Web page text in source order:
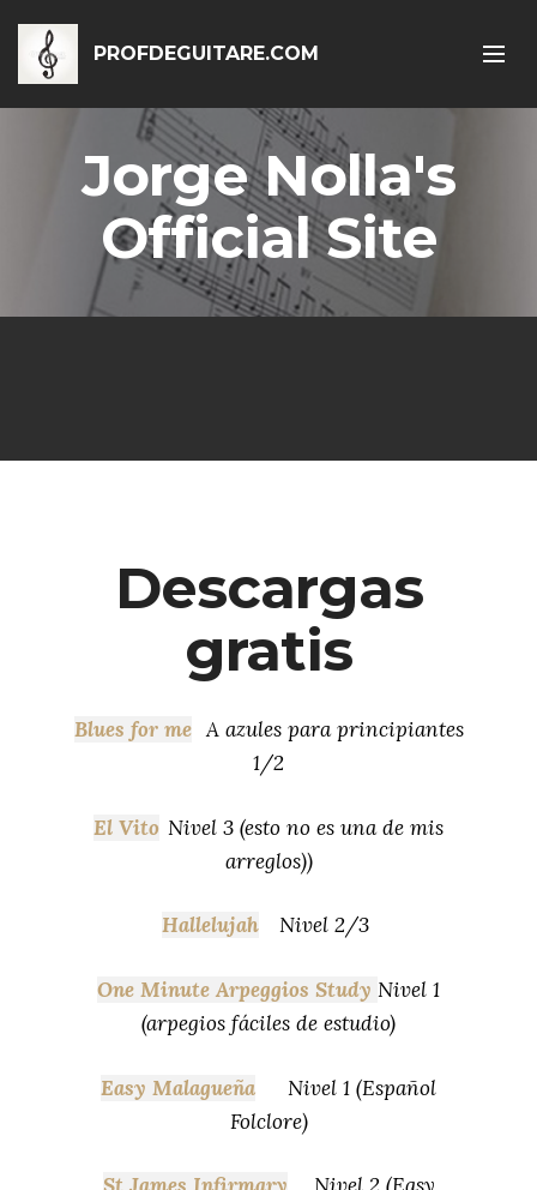
PROFDEGUITARE.COM
Jorge Nolla's
Official Site
Descargas
gratis
Blues for me A azules para principiantes
1/2
El Vito Nivel 3 (esto no es una de mis
arreglos))
Hallelujah Nivel 2/3
One Minute Arpeggios Study Nivel 1
(arpegios fáciles de estudio)
Easy Malagueña
Nivel 1 (Español
Folclore)